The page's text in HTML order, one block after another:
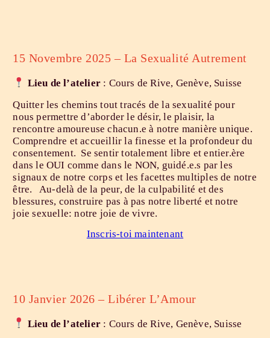
15 Novembre 2025 – La Sexualité Autrement
Lieu de l’atelier: Cours de Rive, Genève, Suisse
Quitter les chemins tout tracés de la sexualité pour
nous permettre d’aborder le désir, le plaisir, la
rencontre amoureuse chacun.e à notre manière unique.
Comprendre et accueillir la finesse et la profondeur du
consentement. Se sentir totalement libre et entier.ère
dans le OUI comme dans le NON, guidé.e.s par les
signaux de notre corps et les facettes multiples de notre
être. Au-delà de la peur, de la culpabilité et des
blessures, construire pas à pas notre liberté et notre
joie sexuelle: notre joie de vivre.
Inscris-toi maintenant
10 Janvier 2026 – Libérer L’Amour
Lieu de l’atelier: Cours de Rive, Genève, Suisse